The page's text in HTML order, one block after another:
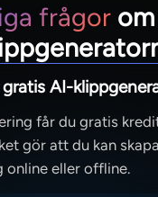
frågor
AI-
får du gratis
gör att du kan
online eller offline.